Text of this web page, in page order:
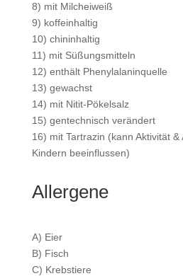
8) mit Milcheiweiß
9) koffeinhaltig
10) chininhaltig
11) mit Süßungsmitteln
12) enthält Phenylalaninquelle
13) gewachst
14) mit Nitit-Pökelsalz
15) gentechnisch verändert
16) mit Tartrazin (kann Aktivität
Kindern beeinflussen)
Allergene
A) Eier
B) Fisch
C) Krebstiere